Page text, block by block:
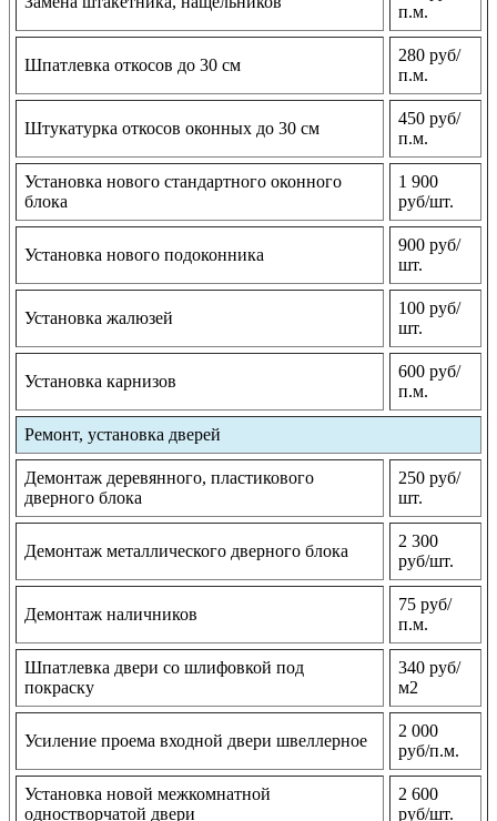
п.м.
Шпатлевка откосов до 30 см
280 руб/
п.м.
Штукатурка откосов оконных до 30 см
450 руб/
п.м.
Установка нового стандартного оконного
блока
1 900
руб/шт.
Установка нового подоконника
900 руб/
шт.
Установка жалюзей
100 руб/
шт.
Установка карнизов
600 руб/
п.м.
Ремонт, установка дверей
Демонтаж деревянного, пластикового
дверного блока
250 руб/
шт.
Демонтаж металлического дверного блока
2 300
руб/шт.
Демонтаж наличников
75 руб/
п.м.
Шпатлевка двери со шлифовкой под
покраску
340 руб/
м2
Усиление проема входной двери швеллерное
2 000
руб/п.м.
Установка новой межкомнатной
одностворчатой двери
2 600
руб/шт.